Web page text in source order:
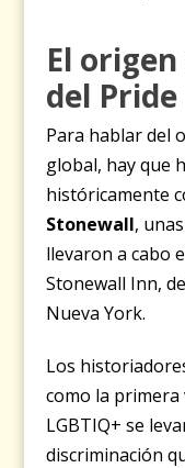
El
del Pride
Para hablar del
global, hay que
históricamente
Stonewall,
llevaron a cabo
Stonewall Inn,
Nueva York.
Los
como la primera
LGBTIQ+ se
discriminación